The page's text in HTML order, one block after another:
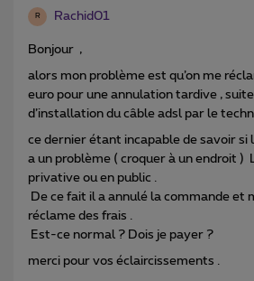
R Rachid01
Bonjour ,
alors mon problème est qu’on me
euro pour une annulation tardive , suite
d’installation du câble adsl par le
ce dernier étant incapable de savoir si
a un problème ( croquer à un endroit )
privative ou en public .
De ce fait il a annulé la commande et
réclame des frais .
Est-ce normal ? Dois je payer ?
merci pour vos éclaircissements .